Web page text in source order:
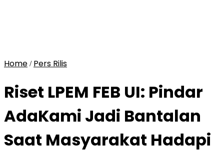
Home / Pers Rilis
Riset LPEM FEB UI: Pindar
AdaKami Jadi Bantalan
Saat Masyarakat Hadapi